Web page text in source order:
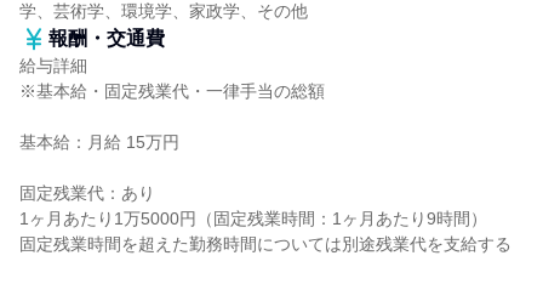
学、芸術学、環境学、家政学、その他
報酬・交通費
給与詳細
※基本給・固定残業代・一律手当の総額
基本給：月給 15万円
固定残業代：あり
1ヶ月あたり1万5000円（固定残業時間：1ヶ月あたり9時間）
固定残業時間を超えた勤務時間については別途残業代を支給する